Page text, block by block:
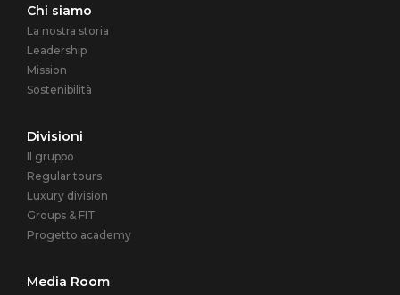
Navigazione
principale
Chi siamo
La nostra storia
Leadership
Mission
Sostenibilità
Divisioni
Il gruppo
Regular tours
Luxury division
Groups & FIT
Progetto academy
Media Room